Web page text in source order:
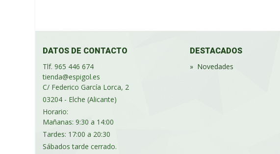
DATOS DE CONTACTO
Tlf. 965 446 674
tienda@espigol.es
C/ Federico García Lorca, 2
03204 - Elche (Alicante)
Horario:
Mañanas: 9:30 a 14:00
Tardes: 17:00 a 20:30
Sábados tarde cerrado.
DESTACADOS
» Novedades